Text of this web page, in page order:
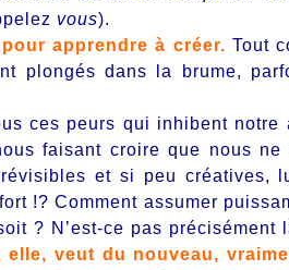
vous).
apprendre à créer. Tout
plongés dans la brume,
ces peurs qui inhibent
faisant croire que nous
et si peu créatives,
!? Comment assumer
? N’est-ce pas
elle, veut du nouveau,